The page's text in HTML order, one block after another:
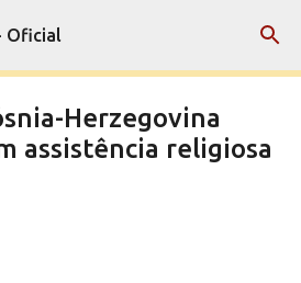
o conteúdo principal
Oficial
Herzegovina
assistência religiosa